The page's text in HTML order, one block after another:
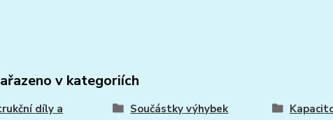
v kategoriích
díly a
Součástky výhybek